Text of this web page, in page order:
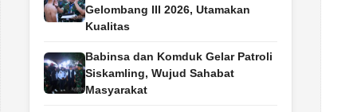
Gelombang III 2026, Utamakan
Kualitas
Babinsa dan Komduk Gelar Patroli
Siskamling, Wujud Sahabat
Masyarakat